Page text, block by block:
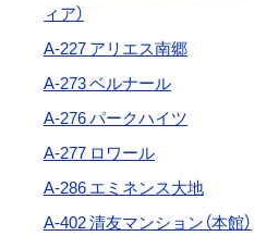
ィア）
A-227 アリエス南郷
A-273ベルナール
A-276パークハイツ
A-277 ロワール
A-286 エミネンス大地
A-402 清友マンション（本館）